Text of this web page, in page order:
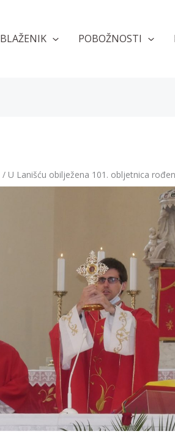
BLAŽENIK POBOŽNOSTI
U Lanišću obilježena 101. obljetnica